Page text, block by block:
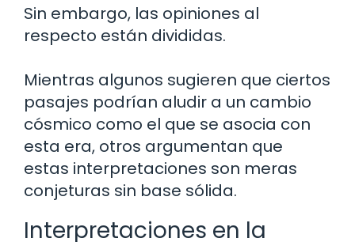
Sin embargo, las opiniones al
respecto están divididas.
Mientras algunos sugieren que ciertos
pasajes podrían aludir a un cambio
cósmico como el que se asocia con
esta era, otros argumentan que
estas interpretaciones son meras
conjeturas sin base sólida.
Interpretaciones en la